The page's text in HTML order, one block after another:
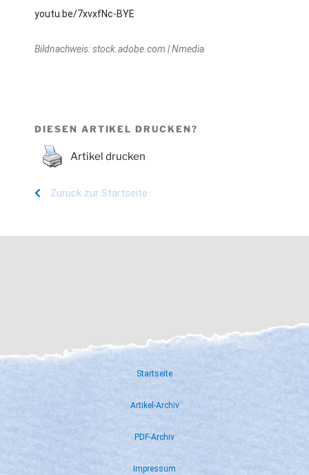
youtu.be/7xvxfNc-BYE
Bildnachweis: stock.adobe.com | Nmedia
DIESEN ARTIKEL DRUCKEN?
Artikel drucken
Zurück zur Startseite
Startseite
Artikel-Archiv
PDF-Archiv
Impressum